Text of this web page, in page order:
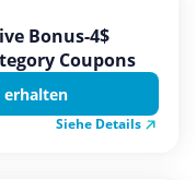
Bonus-4$
Coupons
erhalten
Siehe Details